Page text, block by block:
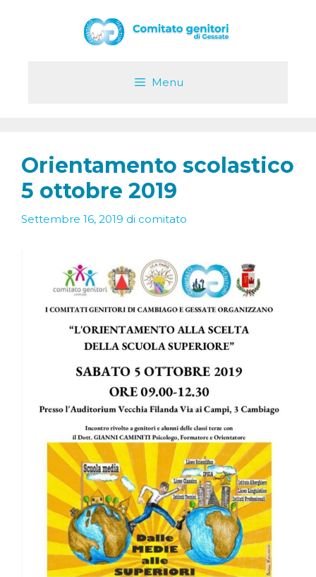
Menu
Orientamento scolastico
5 ottobre 2019
Settembre 16, 2019 di comitato